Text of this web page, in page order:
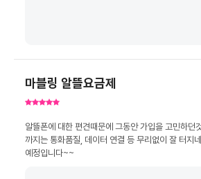
마블링 알뜰요금제
알뜰폰에 대한 편견때문에 그동안 가입을 고민하던
까지는 통화품질, 데이터 연결 등 무리없이 잘 터지
예정입니다~~